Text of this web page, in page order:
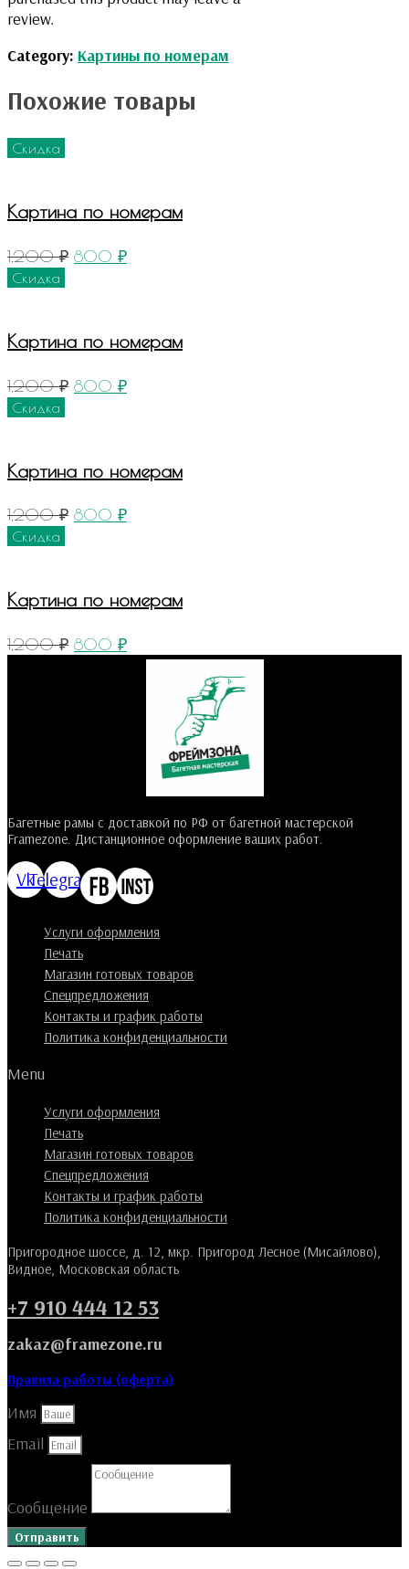
review.
Category: Картины по номерам
Похожие товары
Скидка
Картина по номерам
1,200₽ 800 ₽
Скидка
Картина по номерам
1,200₽ 800 ₽
Скидка
Картина по номерам
1,200₽ 800 ₽
Скидка
Картина по номерам
1,200₽ 800 ₽
Багетные рамы с доставкой по РФ от багетной мастерской
Framezone. Дистанционное оформление ваших работ.
VkTelegram
Услуги оформления
Печать
Магазин готовых товаров
Спецпредложения
Контакты и график работы
Политика конфиденциальности
Menu
Услуги оформления
Печать
Магазин готовых товаров
Спецпредложения
Контакты и график работы
Политика конфиденциальности
Пригородное шоссе, д. 12, мкр. Пригород Лесное (Мисайлово),
Видное, Московская область
+7 910 444 12 53
zakaz@framezone.ru
Правила работы (оферта)
Имя
Email
Сообщение
Отправить